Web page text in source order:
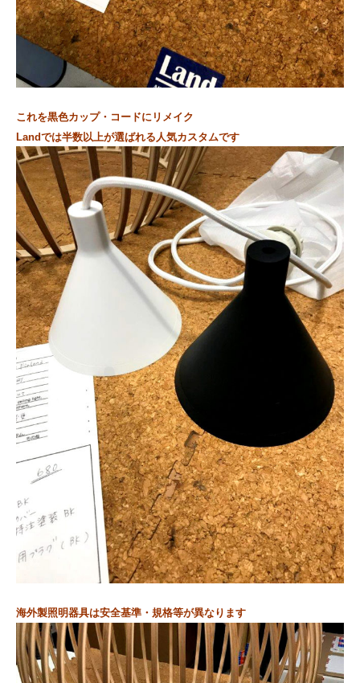
これを黒色カップ・コードにリメイク
Landでは半数以上が選ばれる人気カスタムです
海外製照明器具は安全基準・規格等が異なります